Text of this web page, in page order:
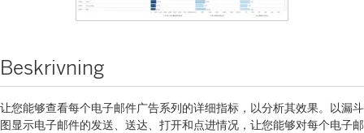
Beskrivning
让您能够查看每个电子邮件广告系列的详细指标，以分析其效果。以漏斗
图显示电子邮件的发送、送达、打开和点进情况，让您能够对每个电子邮